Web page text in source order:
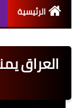
الرئيسية